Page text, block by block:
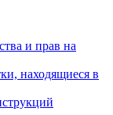
и прав на
находящиеся в